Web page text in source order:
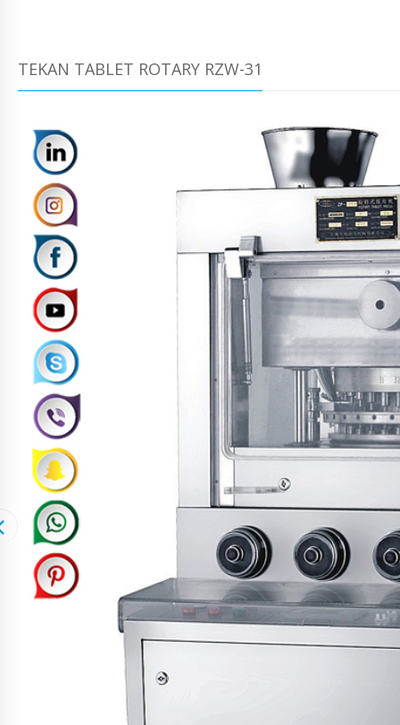
TEKAN TABLET ROTARY RZW-31